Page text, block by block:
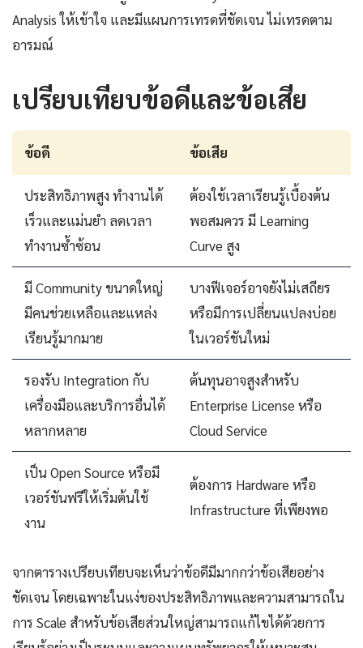
Analysis ให้เข้าใจ และมีแผนการเทรดที่ชัดเจน ไม่เทรดตาม
อารมณ์
เปรียบเทียบข้อดีและข้อเสีย
ข้อดี ข้อเสีย
ประสิทธิภาพสูง ทำงานได้
เร็วและแม่นยำ ลดเวลา
ทำงานซ้ำซ้อน
ต้องใช้เวลาเรียนรู้เบื้องต้น
พอสมควร มี Learning
Curve สูง
มี Community ขนาดใหญ่
มีคนช่วยเหลือและแหล่ง
เรียนรู้มากมาย
บางฟีเจอร์อาจยังไม่เสถียร
หรือมีการเปลี่ยนแปลงบ่อย
ในเวอร์ชันใหม่
รองรับ Integration กับ
เครื่องมือและบริการอื่นได้
หลากหลาย
ต้นทุนอาจสูงสำหรับ
Enterprise License หรือ
Cloud Service
เป็น Open Source หรือมี
เวอร์ชันฟรีให้เริ่มต้นใช้
งาน
ต้องการ Hardware หรือ
Infrastructure ที่เพียงพอ
จากตารางเปรียบเทียบจะเห็นว่าข้อดีมีมากกว่าข้อเสียอย่าง
ชัดเจน โดยเฉพาะในแง่ของประสิทธิภาพและความสามารถใน
การ Scale สำหรับข้อเสียส่วนใหญ่สามารถแก้ไขได้ด้วยการ